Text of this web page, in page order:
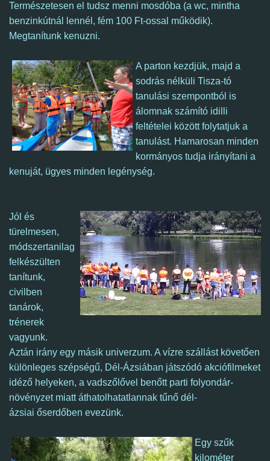
Természetesen el tudsz menni mosdóba (a wc, mintha
benzinkútnál lennél, fém 100 Ft-ossal működik).
Megtanítunk kenuzni.
A parton kezdjük, majd a
sodrás nélküli Tisza-tó
tanulási szempontból is
álomnak számító idilli
feltételei között folytatjuk a
tanulást. Hamarosan minden
kormányos tudja irányítani a
kenuját, ügyes minden legénység.
Jól és
türelmesen,
módszertanilag
felkészülten
tanítunk,
civilben
tanárok,
trénerek
vagyunk.
Aztán irány egy másik univerzum. A vízre szállást követően
különleges szépségű, Dél-Ázsiában játszódó akciófilmeket
idéző helyeken, a vadszőlővel benőtt parti folyondár-
növényzet miatt áthatolhatatlannak tűnő dél-
ázsiai őserdőben evezünk.
Egy szűk
kilométer